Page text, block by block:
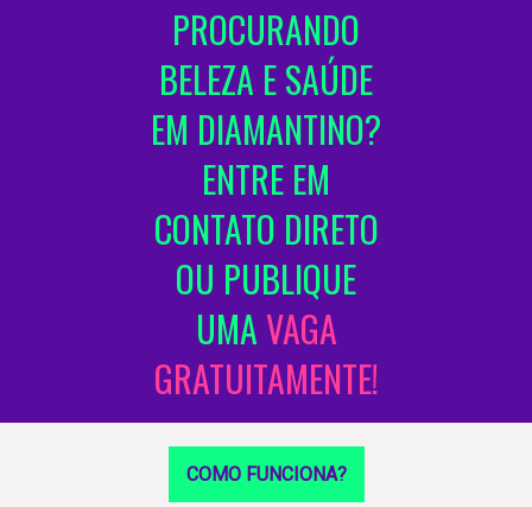
PROCURANDO
BELEZA E SAÚDE
EM DIAMANTINO?
ENTRE EM
CONTATO DIRETO
OU PUBLIQUE
UMAVAGA
GRATUITAMENTE!
COMO FUNCIONA?